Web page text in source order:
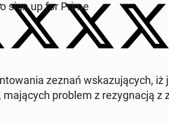
sign up for Prime
zeznań wska­zu­ją­cych, iż
problem z re­zy­gna­cją z